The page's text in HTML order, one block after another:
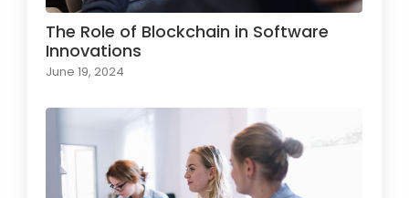
The Role of Blockchain in Software
Innovations
June 19, 2024